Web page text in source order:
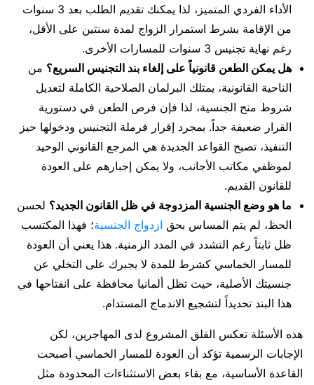
الأداء الفردي المتميز، لذا يمكنك تقديم الطلب بعد 3 سنوات
من الإقامة بشرط استمرار الزواج لمدة سنتين على الأقل،
رغم نهاية تجنيس 3 سنوات للمسارات الأخرى.
هل يمكن الطعن قانونياً على إلغاء بند التجنيس السريع؟ من
الناحية القانونية، يمتلك البرلمان الصلاحية الكاملة لتعديل
شروط منح الجنسية، لذا فإن فرص الطعن في دستورية
القرار ضعيفة جداً. بمجرد إقرار فرملة التجنيس ودخولها حيز
التنفيذ، تصبح القواعد الجديدة هي المرجع القانوني الوحيد
لموظفي مكاتب الأجانب، ولا يمكن إجبارهم على العودة
للقانون القديم.
ما هو وضع الجنسية المزدوجة في ظل القانون الجديد؟ لحسن
الحظ، لم يتم المساس بحق ازدواج الجنسية؛ فهذا المكتسب
ظل ثابتاً رغم التشدد في المدد الزمنية. هذا يعني أن العودة
للمسار الخماسي كشرط للمدة لا يجبرك على التخلي عن
جنسيتك الأصلية، حيث تظل ألمانيا محافظة على انفتاحها في
هذا البند تحديداً لتشجيع الاندماج المستدام.
هذه الأسئلة تعكس القلق المشروع لدى المهاجرين، لكن
الإجابات الرسمية تؤكد أن العودة للمسار الخماسي أصبحت
القاعدة الأساسية، مع بقاء بعض الاستثناءات المحدودة مثل